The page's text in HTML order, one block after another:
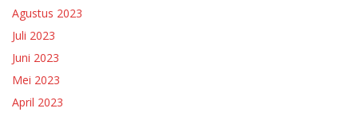
Agustus 2023
Juli 2023
Juni 2023
Mei 2023
April 2023